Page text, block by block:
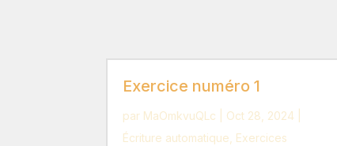
Exercice numéro 1
par MaOmkvuQLc Oct 28, 2024
Écriture automatique, Exercices